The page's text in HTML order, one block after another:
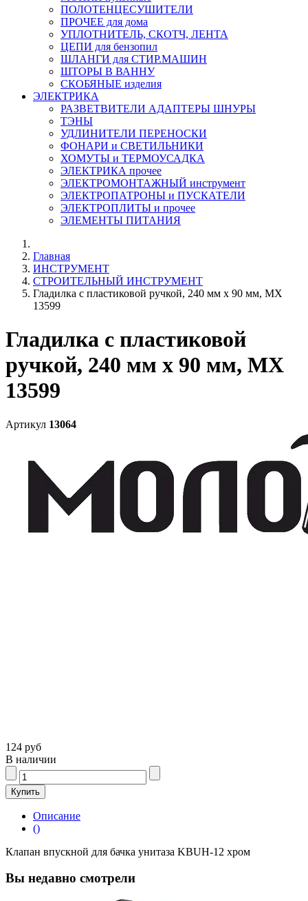
ПОЛОТЕНЦЕСУШИТЕЛИ
ПРОЧЕЕ для дома
УПЛОТНИТЕЛЬ, СКОТЧ, ЛЕНТА
ЦЕПИ для бензопил
ШЛАНГИ для СТИР.МАШИН
ШТОРЫ В ВАННУ
СКОБЯНЫЕ изделия
ЭЛЕКТРИКА
РАЗВЕТВИТЕЛИ АДАПТЕРЫ ШНУРЫ
ТЭНЫ
УДЛИНИТЕЛИ ПЕРЕНОСКИ
ФОНАРИ и СВЕТИЛЬНИКИ
ХОМУТЫ и ТЕРМОУСАДКА
ЭЛЕКТРИКА прочее
ЭЛЕКТРОМОНТАЖНЫЙ инструмент
ЭЛЕКТРОПАТРОНЫ и ПУСКАТЕЛИ
ЭЛЕКТРОПЛИТЫ и прочее
ЭЛЕМЕНТЫ ПИТАНИЯ
Главная
ИНСТРУМЕНТ
СТРОИТЕЛЬНЫЙ ИНСТРУМЕНТ
Гладилка с пластиковой ручкой, 240 мм x 90 мм, MX
13599
Гладилка с пластиковой
ручкой, 240 мм x 90 мм, MX
13599
Артикул 13064
124 руб
В наличии
Описание
()
Клапан впускной для бачка унитаза KBUH-12 хром
Вы недавно смотрели